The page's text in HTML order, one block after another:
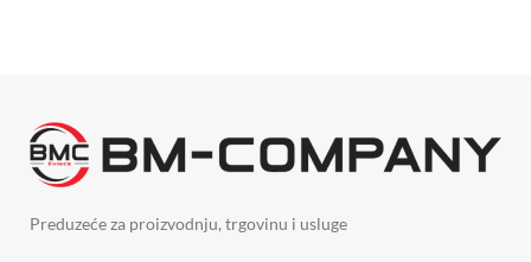
Preduzeće za proizvodnju, trgovinu i usluge